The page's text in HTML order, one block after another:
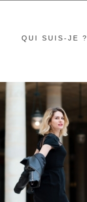
QUI SUIS-JE ?